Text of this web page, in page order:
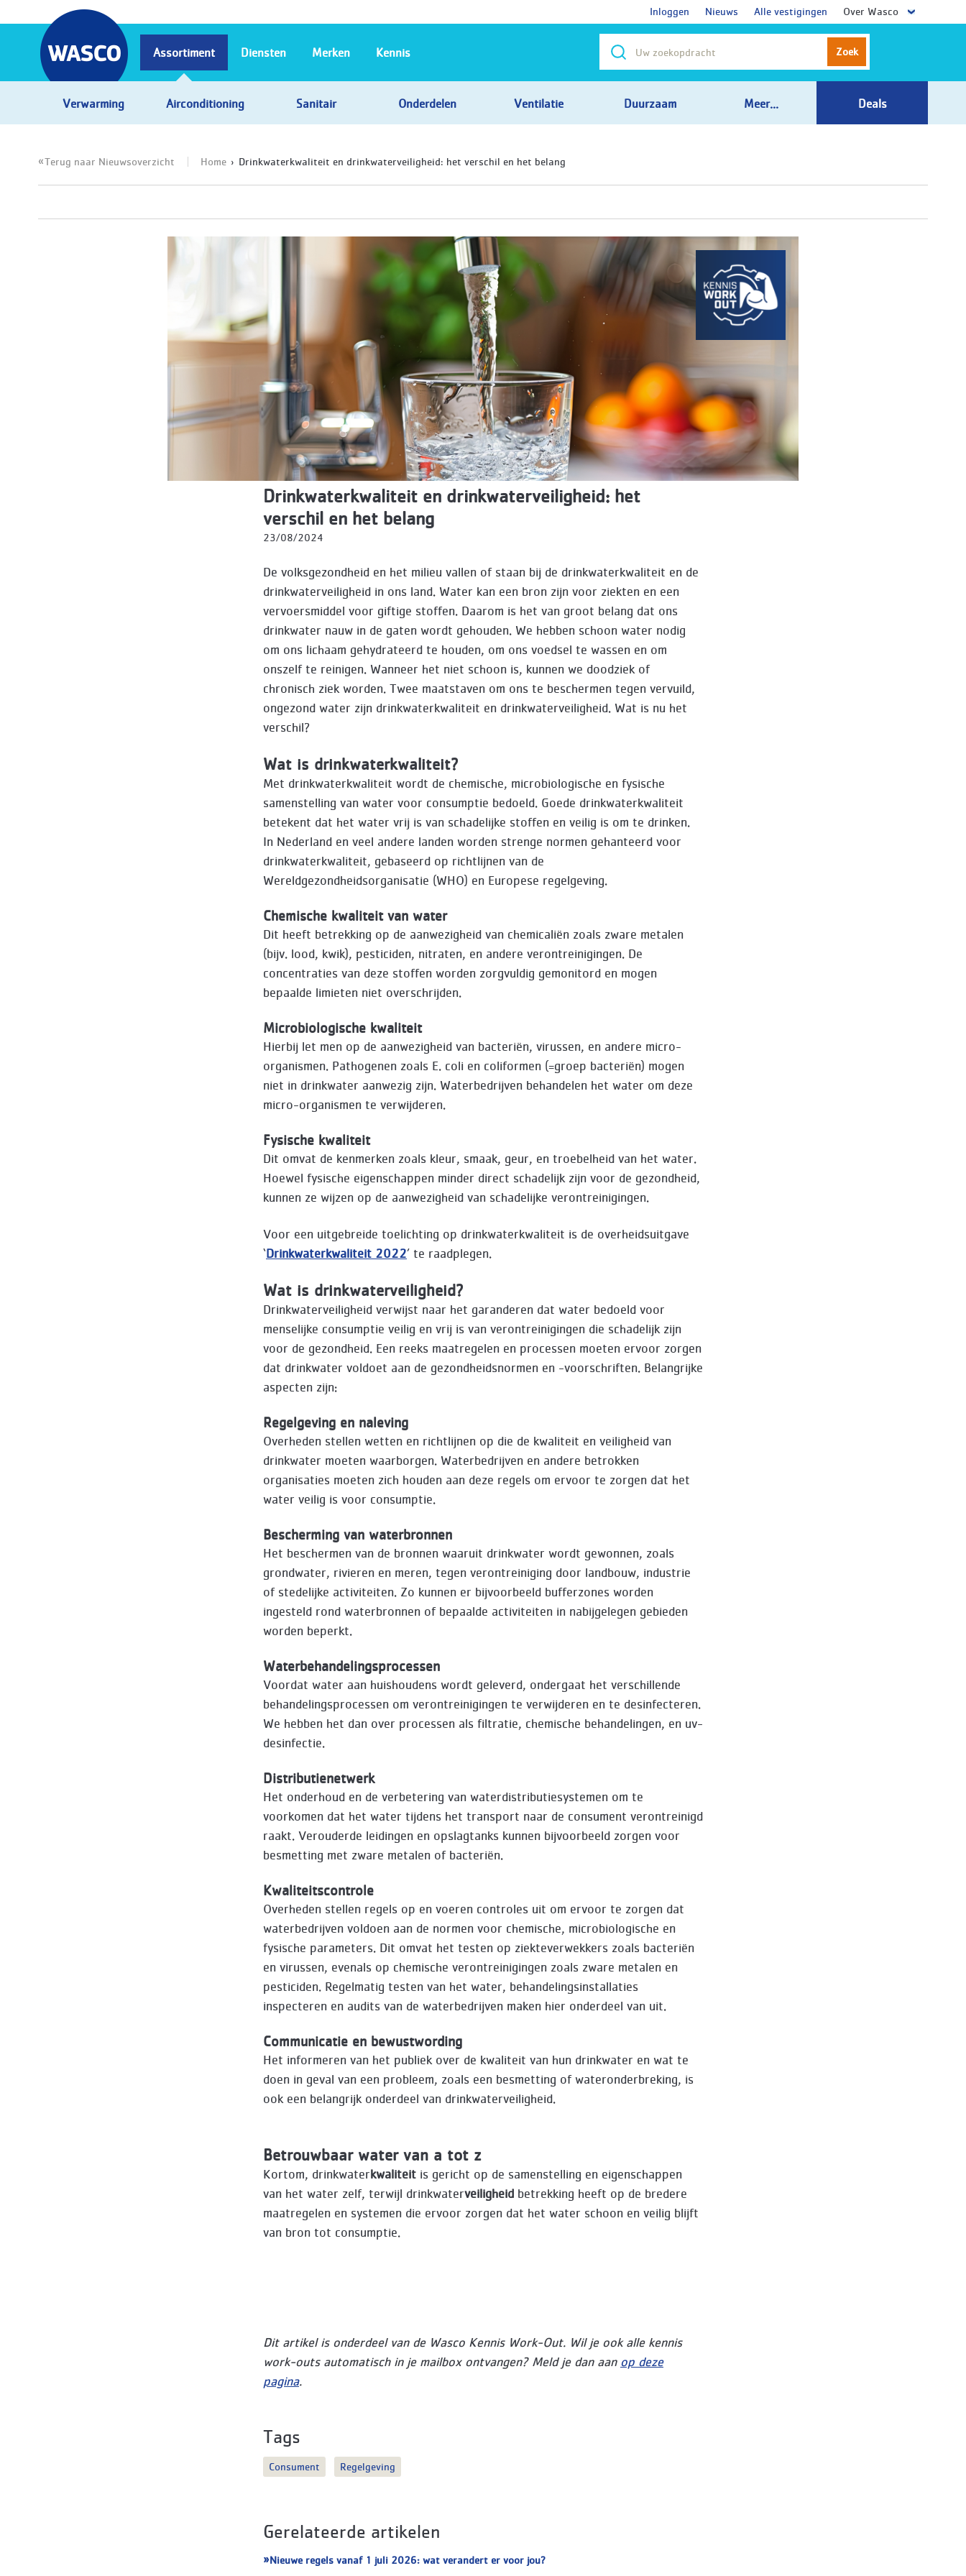
Inloggen Nieuws Alle vestigingen Over Wasco
Zoek
Assortiment
Verwarming Airconditioning Sanitair Onderdelen Ventilatie Duurzaam Meer... Deals
Diensten Merken Kennis
Terug naar Nieuwsoverzicht Home Drinkwaterkwaliteit en drinkwaterveiligheid: het verschil en het belang
Drinkwaterkwaliteit en drinkwaterveiligheid: het
verschil en het belang
23/08/2024
De volksgezondheid en het milieu vallen of staan bij de drinkwaterkwaliteit en de
drinkwaterveiligheid in ons land. Water kan een bron zijn voor ziekten en een
vervoersmiddel voor giftige stoffen. Daarom is het van groot belang dat ons
drinkwater nauw in de gaten wordt gehouden. We hebben schoon water nodig
om ons lichaam gehydrateerd te houden, om ons voedsel te wassen en om
onszelf te reinigen. Wanneer het niet schoon is, kunnen we doodziek of
chronisch ziek worden. Twee maatstaven om ons te beschermen tegen vervuild,
ongezond water zijn drinkwaterkwaliteit en drinkwaterveiligheid. Wat is nu het
verschil?
Wat is drinkwaterkwaliteit?
Met drinkwaterkwaliteit wordt de chemische, microbiologische en fysische
samenstelling van water voor consumptie bedoeld. Goede drinkwaterkwaliteit
betekent dat het water vrij is van schadelijke stoffen en veilig is om te drinken.
In Nederland en veel andere landen worden strenge normen gehanteerd voor
drinkwaterkwaliteit, gebaseerd op richtlijnen van de
Wereldgezondheidsorganisatie (WHO) en Europese regelgeving.
Chemische kwaliteit van water
Dit heeft betrekking op de aanwezigheid van chemicaliën zoals zware metalen
(bijv. lood, kwik), pesticiden, nitraten, en andere verontreinigingen. De
concentraties van deze stoffen worden zorgvuldig gemonitord en mogen
bepaalde limieten niet overschrijden.
Microbiologische kwaliteit
Hierbij let men op de aanwezigheid van bacteriën, virussen, en andere micro-
organismen. Pathogenen zoals E. coli en coliformen (=groep bacteriën) mogen
niet in drinkwater aanwezig zijn. Waterbedrijven behandelen het water om deze
micro-organismen te verwijderen.
Fysische kwaliteit
Dit omvat de kenmerken zoals kleur, smaak, geur, en troebelheid van het water.
Hoewel fysische eigenschappen minder direct schadelijk zijn voor de gezondheid,
kunnen ze wijzen op de aanwezigheid van schadelijke verontreinigingen.
Voor een uitgebreide toelichting op drinkwaterkwaliteit is de overheidsuitgave
‘Drinkwaterkwaliteit 2022’ te raadplegen.
Wat is drinkwaterveiligheid?
Drinkwaterveiligheid verwijst naar het garanderen dat water bedoeld voor
menselijke consumptie veilig en vrij is van verontreinigingen die schadelijk zijn
voor de gezondheid. Een reeks maatregelen en processen moeten ervoor zorgen
dat drinkwater voldoet aan de gezondheidsnormen en -voorschriften. Belangrijke
aspecten zijn:
Regelgeving en naleving
Overheden stellen wetten en richtlijnen op die de kwaliteit en veiligheid van
drinkwater moeten waarborgen. Waterbedrijven en andere betrokken
organisaties moeten zich houden aan deze regels om ervoor te zorgen dat het
water veilig is voor consumptie.
Bescherming van waterbronnen
Het beschermen van de bronnen waaruit drinkwater wordt gewonnen, zoals
grondwater, rivieren en meren, tegen verontreiniging door landbouw, industrie
of stedelijke activiteiten. Zo kunnen er bijvoorbeeld bufferzones worden
ingesteld rond waterbronnen of bepaalde activiteiten in nabijgelegen gebieden
worden beperkt.
Waterbehandelingsprocessen
Voordat water aan huishoudens wordt geleverd, ondergaat het verschillende
behandelingsprocessen om verontreinigingen te verwijderen en te desinfecteren.
We hebben het dan over processen als filtratie, chemische behandelingen, en uv-
desinfectie.
Distributienetwerk
Het onderhoud en de verbetering van waterdistributiesystemen om te
voorkomen dat het water tijdens het transport naar de consument verontreinigd
raakt. Verouderde leidingen en opslagtanks kunnen bijvoorbeeld zorgen voor
besmetting met zware metalen of bacteriën.
Kwaliteitscontrole
Overheden stellen regels op en voeren controles uit om ervoor te zorgen dat
waterbedrijven voldoen aan de normen voor chemische, microbiologische en
fysische parameters. Dit omvat het testen op ziekteverwekkers zoals bacteriën
en virussen, evenals op chemische verontreinigingen zoals zware metalen en
pesticiden. Regelmatig testen van het water, behandelingsinstallaties
inspecteren en audits van de waterbedrijven maken hier onderdeel van uit.
Communicatie en bewustwording
Het informeren van het publiek over de kwaliteit van hun drinkwater en wat te
doen in geval van een probleem, zoals een besmetting of wateronderbreking, is
ook een belangrijk onderdeel van drinkwaterveiligheid.
Betrouwbaar water van a tot z
Kortom, drinkwaterkwaliteit is gericht op de samenstelling en eigenschappen
van het water zelf, terwijl drinkwaterveiligheid betrekking heeft op de bredere
maatregelen en systemen die ervoor zorgen dat het water schoon en veilig blijft
van bron tot consumptie.
Dit artikel is onderdeel van de Wasco Kennis Work-Out. Wil je ook alle kennis
work-outs automatisch in je mailbox ontvangen? Meld je dan aan op deze
pagina.
Tags
Consument Regelgeving
Gerelateerde artikelen
Nieuwe regels vanaf 1 juli 2026: wat verandert er voor jou?